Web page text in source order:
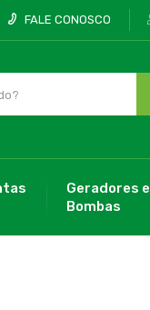
FALE CONOSCO
Geradores e
Bombas